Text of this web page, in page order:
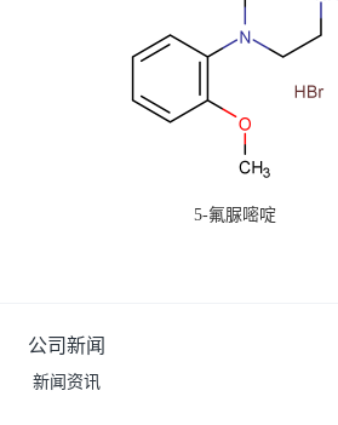
5-氟脲嘧啶
公司新闻
新闻资讯